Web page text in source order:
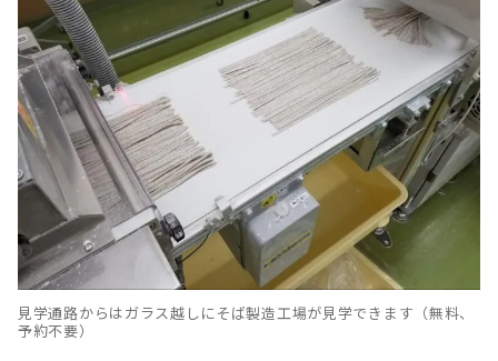
見学通路からはガラス越しにそば製造工場が見学できます（無料、
予約不要）